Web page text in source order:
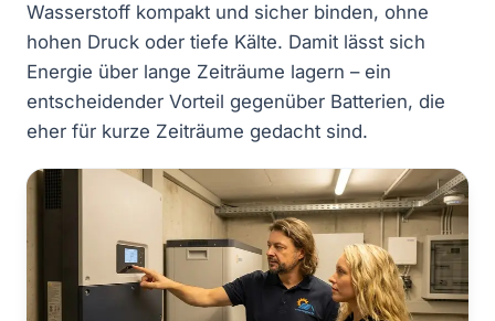
Wasserstoff kompakt und sicher binden, ohne
hohen Druck oder tiefe Kälte. Damit lässt sich
Energie über lange Zeiträume lagern – ein
entscheidender Vorteil gegenüber Batterien, die
eher für kurze Zeiträume gedacht sind.